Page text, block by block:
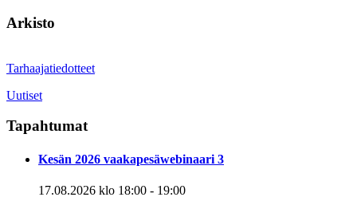
Arkisto
Tarhaajatiedotteet
Uutiset
Tapahtumat
Kesän 2026 vaakapesäwebinaari 3
17.08.2026 klo 18:00 - 19:00